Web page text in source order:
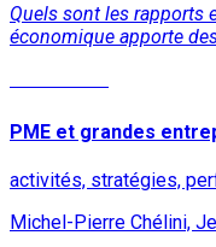
Quels sont les rapports
économique apporte
PME et grandes
activités, stratégies,
Michel-Pierre Chélini,